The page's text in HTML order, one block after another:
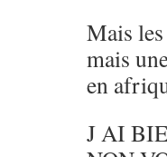
Mais
mais
en
J AI